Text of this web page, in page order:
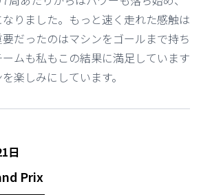
りました。もっと速く走れた感触は
だったのはマシンをゴールまで持ち
ムも私もこの結果に満足しています
楽しみにしています。
日
Prix